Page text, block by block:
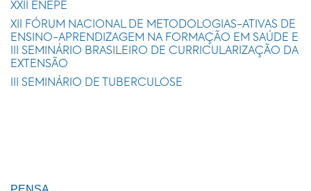
XXII ENEPE
XII FÓRUM NACIONAL DE METODOLOGIAS-ATIVAS DE
ENSINO-APRENDIZAGEM NA FORMAÇÃO EM SAÚDE E
III SEMINÁRIO BRASILEIRO DE CURRICULARIZAÇÃO DA
EXTENSÃO
III SEMINÁRIO DE TUBERCULOSE